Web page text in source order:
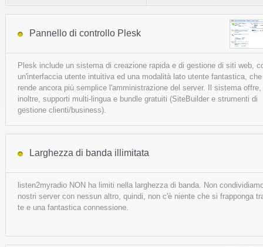
Pannello di controllo Plesk
Plesk include un sistema di creazione rapida e di gestione di siti web,
un'interfaccia utente intuitiva ed una modalità lato utente fantastica, che
rende ancora più semplice l'amministrazione del server. Il sistema offre,
inoltre, supporti multi-lingua e bundle gratuiti (SiteBuilder e strumenti di
gestione clienti/business).
Larghezza di banda illimitata
listen2myradio NON ha limiti nella larghezza di banda. Non
nostri server con nessun altro, quindi, non c'è niente che si frapponga
te e una fantastica connessione.